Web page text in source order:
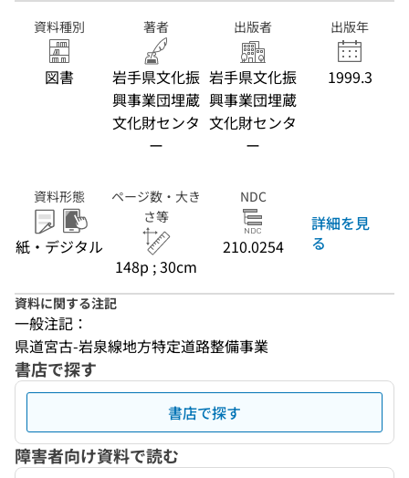
資料種別
図書
著者
岩手県文化振
興事業団埋蔵
文化財センタ
ー
出版者
岩手県文化振
興事業団埋蔵
文化財センタ
ー
出版年
1999.3
資料形態
紙・デジタル
ページ数・大き
さ等
148p ; 30cm
NDC
210.0254
詳細を見
る
資料に関する注記
一般注記：
県道宮古-岩泉線地方特定道路整備事業
書店で探す
書店で探す
障害者向け資料で読む